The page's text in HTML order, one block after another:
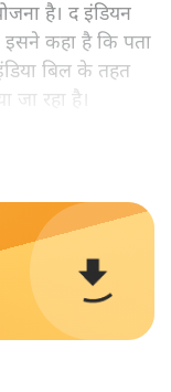
है। द इंडियन
इसने कहा है कि पता
बिल के तहत
जा रहा है।